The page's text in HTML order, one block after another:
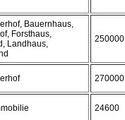
Bauernhaus,
Forsthaus,
Landhaus,
250000
270000
24600